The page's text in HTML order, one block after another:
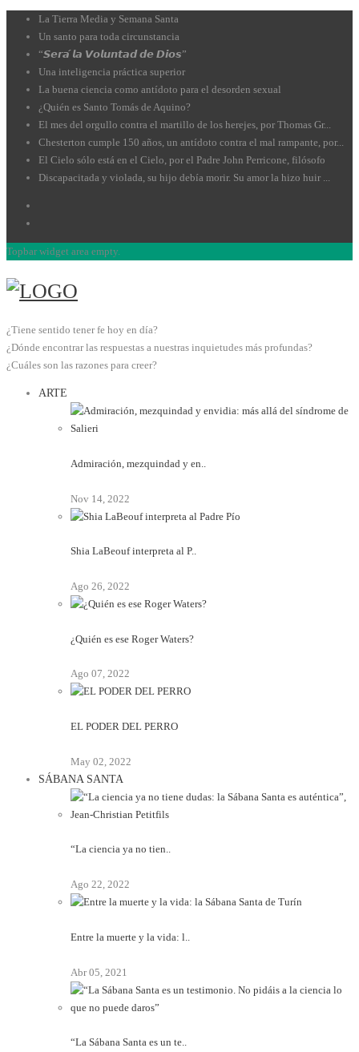
La Tierra Media y Semana Santa
Un santo para toda circunstancia
“𝙎𝙚𝙧𝙖́ 𝙡𝙖 𝙑𝙤𝙡𝙪𝙣𝙩𝙖𝙙 𝙙𝙚 𝘿𝙞𝙤𝙨”
Una inteligencia práctica superior
La buena ciencia como antídoto para el desorden sexual
¿Quién es Santo Tomás de Aquino?
El mes del orgullo contra el martillo de los herejes, por Thomas Gr...
Chesterton cumple 150 años, un antídoto contra el mal rampante, por...
El Cielo sólo está en el Cielo, por el Padre John Perricone, filósofo
Discapacitada y violada, su hijo debía morir. Su amor la hizo huir ...
Topbar widget area empty.
¿Tiene sentido tener fe hoy en día?
¿Dónde encontrar las respuestas a nuestras inquietudes más profundas?
¿Cuáles son las razones para creer?
ARTE
Admiración, mezquindad y en..
Nov 14, 2022
Shia LaBeouf interpreta al P..
Ago 26, 2022
¿Quién es ese Roger Waters?
Ago 07, 2022
EL PODER DEL PERRO
May 02, 2022
SÁBANA SANTA
“La ciencia ya no tien..
Ago 22, 2022
Entre la muerte y la vida: l..
Abr 05, 2021
“La Sábana Santa es un te..